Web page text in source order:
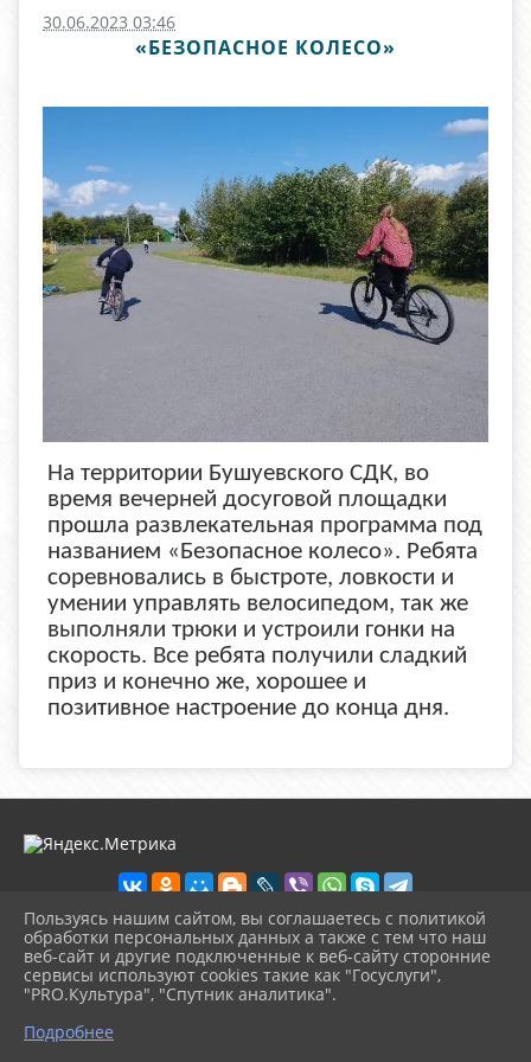
30.06.2023 03:46
«БЕЗОПАСНОЕ КОЛЕСО»
На территории Бушуевского СДК, во
время вечерней досуговой площадки
прошла развлекательная программа под
названием «Безопасное колесо». Ребята
соревновались в быстроте, ловкости и
умении управлять велосипедом, так же
выполняли трюки и устроили гонки на
скорость. Все ребята получили сладкий
приз и конечно же, хорошее и
позитивное настроение до конца дня.
2026 г. ckd-urg.ru
Вход
Карта сайта
Политика обработки персональных данных
Пользуясь нашим сайтом, вы соглашаетесь с политикой
обработки персональных данных а также с тем что наш
веб-сайт и другие подключенные к веб-сайту сторонние
сервисы используют cookies такие как "Госуслуги",
"PRO.Культура", "Спутник аналитика".
Подробнее